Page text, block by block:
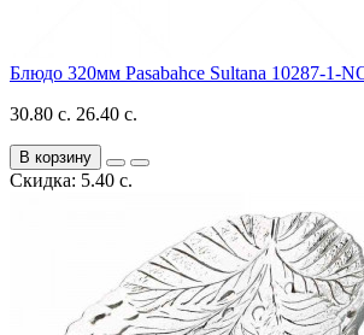
Блюдо 320мм Pasabahce Sultana 10287-1-
30.80 с. 26.40 с.
В корзину
Скидка: 5.40 с.